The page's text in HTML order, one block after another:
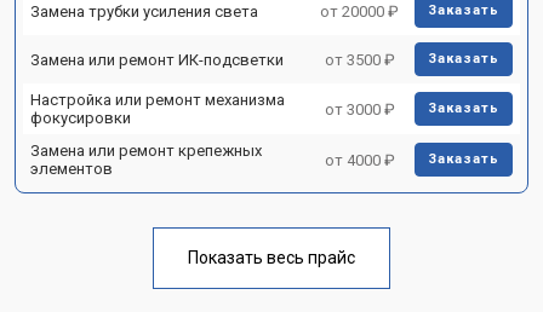
Замена трубки усиления света от 20000 ₽ Заказать
Замена или ремонт ИК-подсветки от 3500 ₽ Заказать
Настройка или ремонт механизма
фокусировки
от 3000 ₽ Заказать
Замена или ремонт крепежных
элементов
от 4000 ₽ Заказать
Показать весь прайс